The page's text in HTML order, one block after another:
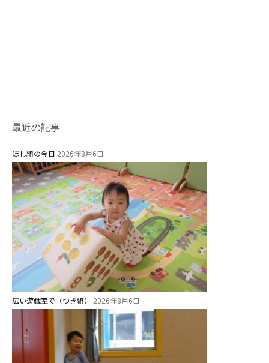
最近の記事
ほし組の今日 2026年8月6日
広い遊戯室で（つき組） 2026年8月6日